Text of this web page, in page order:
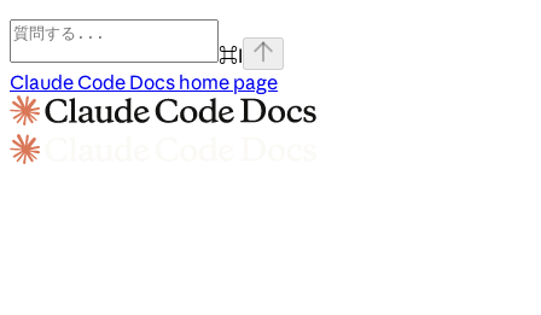
⌘I
Claude Code Docs home page